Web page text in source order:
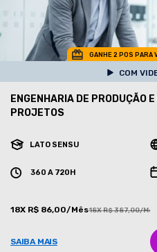
GANHE 2 POS PARA
COM
ENGENHARIA DE PRODUÇÃO
PROJETOS
LATO SENSU
360 A 720H
18X R$ 86,00/Mês18X R$ 387,00/Mês
SAIBA MAIS